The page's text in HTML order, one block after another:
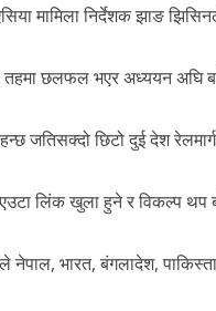
मामिला निर्देशक झाङ
छलफल भएर अध्ययन अघि
जतिसक्दो छिटो दुई देश
लिंक खुला हुने र विकल्प थप
नेपाल, भारत, बंगलादेश,